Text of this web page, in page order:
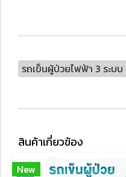
รถเข็นผู้ป่วยไฟฟ้า 3 ระบ
สินค้าเกี่ยวข้อง
New